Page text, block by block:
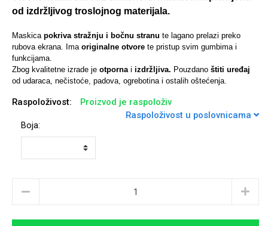
od izdržljivog troslojnog materijala.
Maskica pokriva stražnju i bočnu stranu te lagano prelazi preko
rubova ekrana. Ima originalne otvore te pristup svim gumbima i
funkcijama.
Zbog kvalitetne izrade je otpornai izdržljiva. Pouzdano štiti uređaj
od udaraca, nečistoće, padova, ogrebotina i ostalih oštećenja.
Raspoloživost:
Proizvod je raspoloživ
Raspoloživost u poslovnicama
Boja:
Sleng Feel Good
Životinjsko carstvo
Univerzalne futrole i
maskice
Preklopne maskice